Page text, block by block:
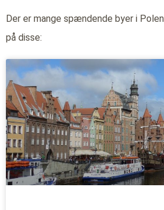
Der er mange spændende byer i
på disse: